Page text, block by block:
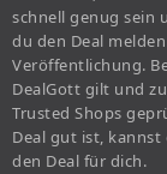
schnell genug sein
du den Deal
Veröffentlichung.
DealGott gilt und
Trusted Shops
Deal gut ist,
den Deal für dich.